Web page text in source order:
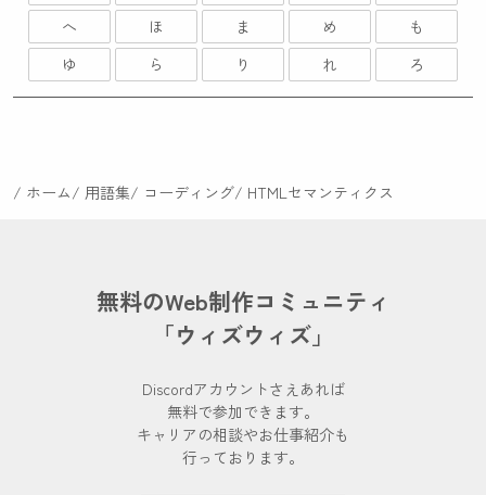
へ
ほ ま め
も
ゆ
ら り れ ろ
ホーム 用語集 コーディング HTMLセマンティクス
無料のWeb制作コミュニティ
「ウィズウィズ」
Discordアカウントさえあれば
無料で参加できます。
キャリアの相談やお仕事紹介も
行っております。